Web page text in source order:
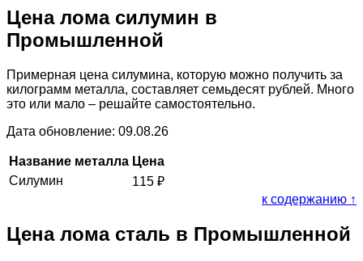
Цена лома силумин в
Промышленной
Примерная цена силумина, которую можно получить за
килограмм металла, составляет семьдесят рублей. Много
это или мало – решайте самостоятельно.
Дата обновление: 09.08.26
Название металла Цена
Силумин
115 ₽
к содержанию ↑
Цена лома сталь в Промышленной